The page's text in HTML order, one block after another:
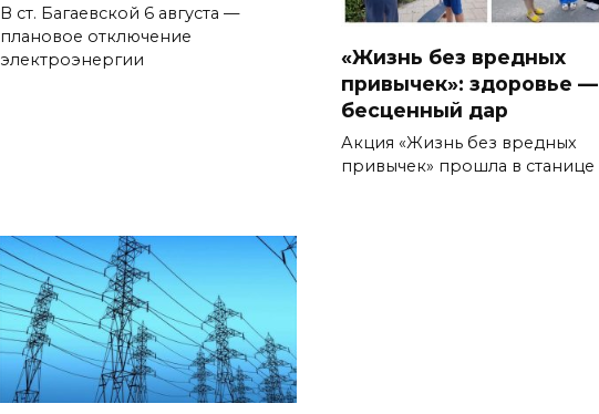
В ст. Багаевской 6 августа —
плановое отключение
электроэнергии
«Жизнь без вредных
привычек»: здоровье —
бесценный дар
Акция «Жизнь без вредных
привычек» прошла в станице